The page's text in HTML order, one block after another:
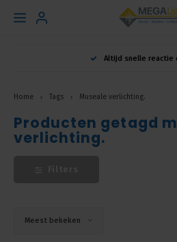
Hoofdmenu
Nederlands
Altijd snelle reactie
Home Tags Museale verlichting.
Producten getagd
verlichting.
Meest bekeken